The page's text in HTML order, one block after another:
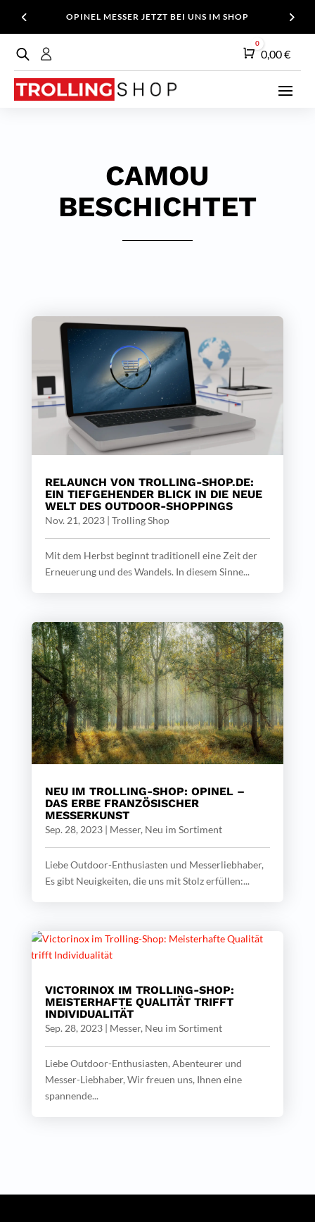
OPINEL MESSER JETZT BEI UNS IM SHOP
Warenkorb
0
0,00€
CAMOU
BESCHICHTET
RELAUNCH VON TROLLING-SHOP.DE:
EIN TIEFGEHENDER BLICK IN DIE NEUE
WELT DES OUTDOOR-SHOPPINGS
Nov. 21, 2023| Trolling Shop
Mit dem Herbst beginnt traditionell eine Zeit der
Erneuerung und des Wandels. In diesem Sinne...
NEU IM TROLLING-SHOP: OPINEL –
DAS ERBE FRANZÖSISCHER
MESSERKUNST
Sep. 28, 2023| Messer, Neu im Sortiment
Liebe Outdoor-Enthusiasten und Messerliebhaber,
Es gibt Neuigkeiten, die uns mit Stolz erfüllen:...
VICTORINOX IM TROLLING-SHOP:
MEISTERHAFTE QUALITÄT TRIFFT
INDIVIDUALITÄT
Sep. 28, 2023| Messer, Neu im Sortiment
Liebe Outdoor-Enthusiasten, Abenteurer und
Messer-Liebhaber, Wir freuen uns, Ihnen eine
spannende...